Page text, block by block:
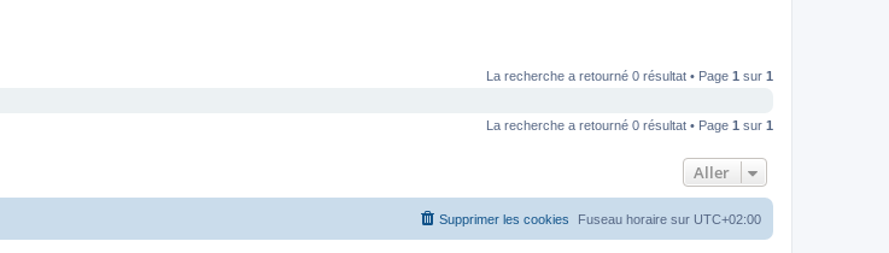
La recherche a retourné 0 résultat • Page 1 sur 1
La recherche a retourné 0 résultat • Page 1 sur 1
Aller
Fuseau horaire sur UTC+02:00
Supprimer les cookies